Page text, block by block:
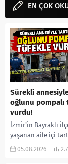
EN ÇOK
Sürekli
oğlunu pompalı
vurdu!
İzmir’in Bayraklı
yaşanan aile içi
bitti. İddiaya göre,
05.08.2026